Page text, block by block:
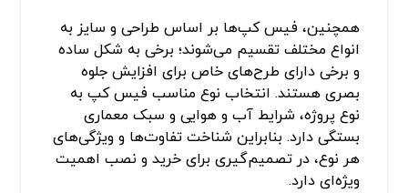
همچنین، فیس کپ‌ها بر اساس طراحی و سایز به
انواع مختلف تقسیم می‌شوند؛ برخی به شکل ساده
و برخی دارای طرح‌های خاص برای افزایش جلوه
بصری هستند. انتخاب نوع مناسب فیس کپ به
نوع پروژه، شرایط آب و هوایی و سبک معماری
بستگی دارد. بنابراین شناخت تفاوت‌ها و ویژگی‌های
هر نوع، در تصمیم‌گیری برای خرید و نصب اهمیت
ویژه‌ای دارد.